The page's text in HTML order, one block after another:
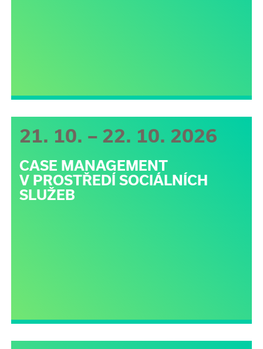
21. 10. – 22. 10. 2026
CASE MANAGEMENT
V PROSTŘEDÍ SOCIÁLNÍCH
SLUŽEB